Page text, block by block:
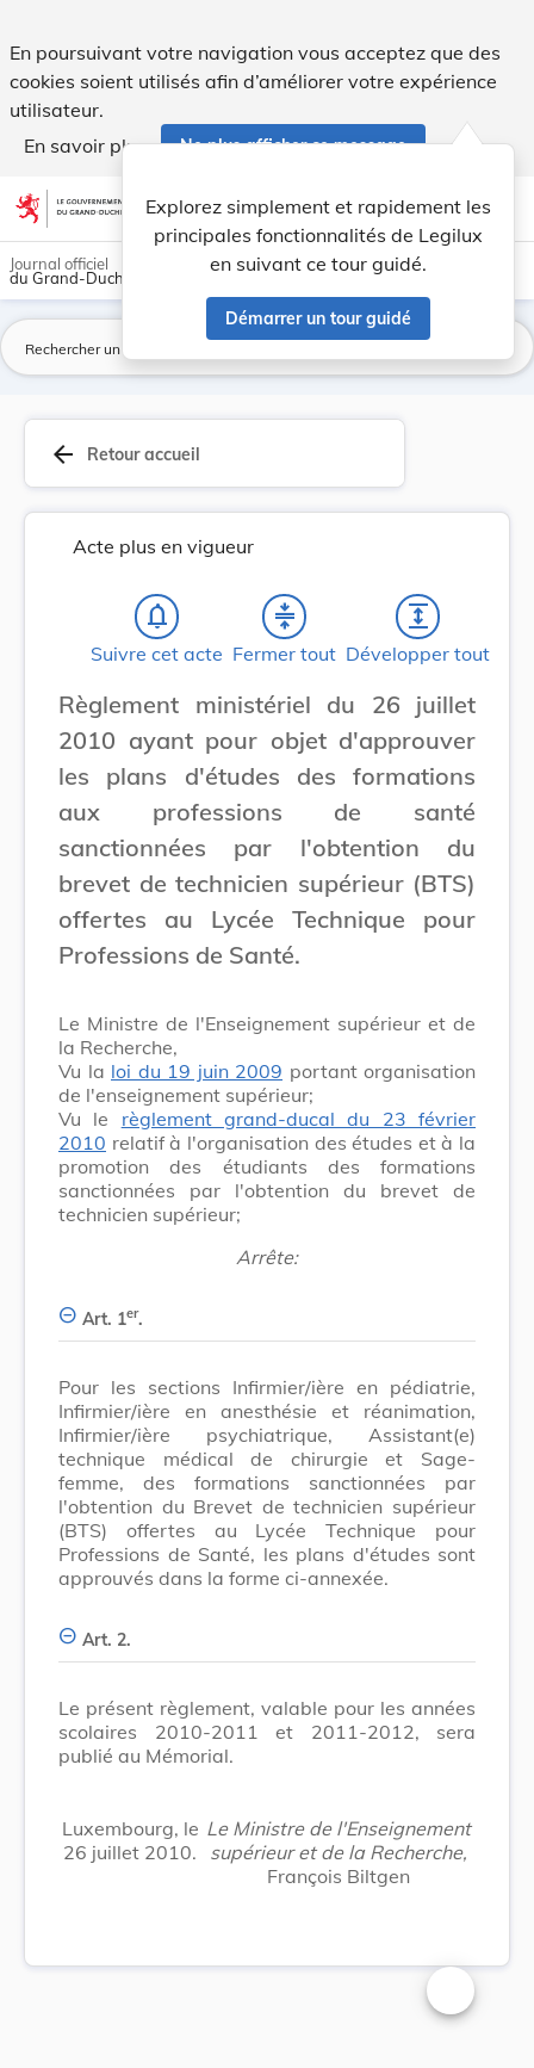
En poursuivant votre navigation vous acceptez que des
cookies soient utilisés afin d’améliorer votre expérience
utilisateur.
En savoir plus
Ne plus afficher ce message
Aller au contenu account_circle help Aide
Explorez simplement et rapidement les
principales fonctionnalités de Legilux
en suivant ce tour guidé.
Démarrer un tour guidé
light_mode dark_mode
Journal officiel
du Grand-Duché de Luxembourg
arrow_back Retour accueil
Acte plus en vigueur
notifications_none
Suivre cet acte
compress
Fermer tout
expand
Développer tout
Règlement ministériel du 26 juillet
2010 ayant pour objet d'approuver
les plans d'études des formations
aux professions de santé
sanctionnées par l'obtention du
brevet de technicien supérieur (BTS)
offertes au Lycée Technique pour
Professions de Santé.
Le Ministre de l'Enseignement supérieur et de
la Recherche,
Vu la loi du 19 juin 2009 portant organisation
de l'enseignement supérieur;
Vu le règlement grand-ducal du 23 février
2010 relatif à l'organisation des études et à la
promotion des étudiants des formations
sanctionnées par l'obtention du brevet de
technicien supérieur;
Arrête:
Art. 1er.
Pour les sections Infirmier/ière en pédiatrie,
Infirmier/ière en anesthésie et réanimation,
Infirmier/ière psychiatrique, Assistant(e)
technique médical de chirurgie et Sage-
femme, des formations sanctionnées par
l'obtention du Brevet de technicien supérieur
(BTS) offertes au Lycée Technique pour
Professions de Santé, les plans d'études sont
approuvés dans la forme ci-annexée.
Art. 2.
Le présent règlement, valable pour les années
scolaires 2010-2011 et 2011-2012, sera
publié au Mémorial.
Luxembourg, le
26 juillet 2010.
Le Ministre de l'Enseignement
supérieur et de la Recherche,
François Biltgen
Changer la